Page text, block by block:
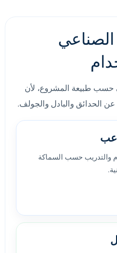
حسب طبيعة المشروع، لأن
الحدائق والبادل والجولف.
والتدريب حسب السماكة